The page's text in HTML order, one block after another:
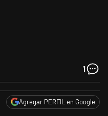
1
Agregar PERFIL en Google